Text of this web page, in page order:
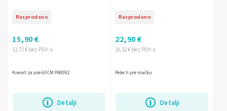
Rasprodano
12,72 € bez PDV-a
15,90 €
Detalji
Krevet za pse 60CM PA0092
Rasprodano
18,32 € bez PDV-a
22,90 €
Detalji
Pelech pre mačku